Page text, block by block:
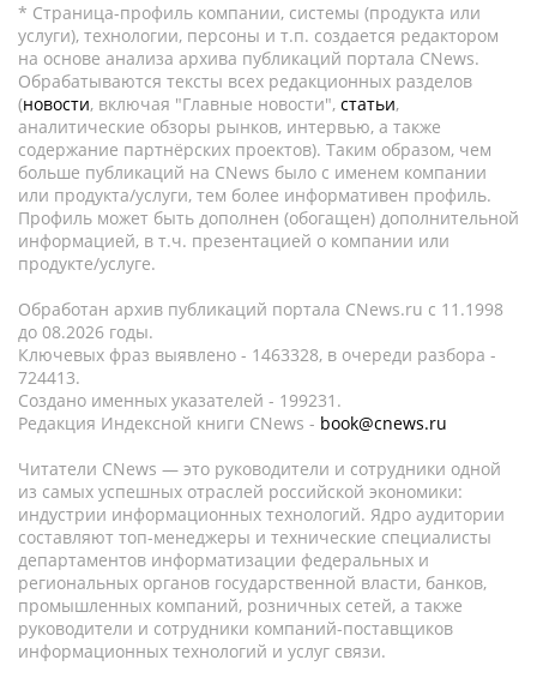
* Страница-профиль компании, системы (продукта или
услуги), технологии, персоны и т.п. создается редактором
на основе анализа архива публикаций портала CNews.
Обрабатываются тексты всех редакционных разделов
(новости, включая "Главные новости", статьи,
аналитические обзоры рынков, интервью, а также
содержание партнёрских проектов). Таким образом, чем
больше публикаций на CNews было с именем компании
или продукта/услуги, тем более информативен профиль.
Профиль может быть дополнен (обогащен) дополнительной
информацией, в т.ч. презентацией о компании или
продукте/услуге.
Обработан архив публикаций портала CNews.ru c 11.1998
до 08.2026 годы.
Ключевых фраз выявлено - 1463328, в очереди разбора -
724413.
Создано именных указателей - 199231.
Редакция Индексной книги CNews - book@cnews.ru
Читатели CNews — это руководители и сотрудники одной
из самых успешных отраслей российской экономики:
индустрии информационных технологий. Ядро аудитории
составляют топ-менеджеры и технические специалисты
департаментов информатизации федеральных и
региональных органов государственной власти, банков,
промышленных компаний, розничных сетей, а также
руководители и сотрудники компаний-поставщиков
информационных технологий и услуг связи.